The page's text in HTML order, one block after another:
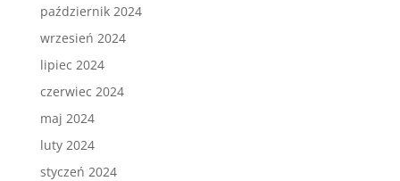
październik 2024
wrzesień 2024
lipiec 2024
czerwiec 2024
maj 2024
luty 2024
styczeń 2024